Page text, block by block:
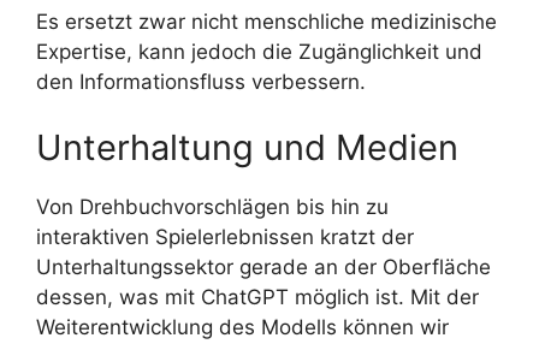
Es ersetzt zwar nicht menschliche medizinische
Expertise, kann jedoch die Zugänglichkeit und
den Informationsfluss verbessern.
Unterhaltung und Medien
Von Drehbuchvorschlägen bis hin zu
interaktiven Spielerlebnissen kratzt der
Unterhaltungssektor gerade an der Oberfläche
dessen, was mit ChatGPT möglich ist. Mit der
Weiterentwicklung des Modells können wir